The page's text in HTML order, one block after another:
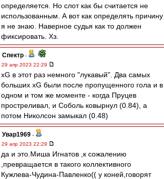
определяется. Но слот как бы считается не
использованным. А вот как определять причину
я не знаю. Наверное судья как то должен
фиксировать. Хз.
Спектр -
29 апр 2023 22:29
xG в этот раз немного "лукавый". Два самых
больших xG были после пропущенного гола и в
одном и том же моменте - когда Пруцев
простреливал, и Соболь ковырнул (0.84), а
потом Николсон замыкал (0.48)
Увар1969 -
29 апр 2023 22:29
да и это.Миша Игнатов ,к сожалению
,превращается в такого коллективного
Кужлева-Чудина-Павленко(( у коней,говорят